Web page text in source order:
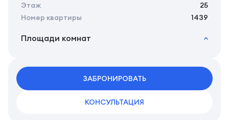
Этаж
25
Номер квартиры
1439
Площади комнат
Жилая площадь 25.45 м
Площадь санузлов совместных 3,92 м2
ЗАБРОНИРОВАТЬ
КОНСУЛЬТАЦИЯ